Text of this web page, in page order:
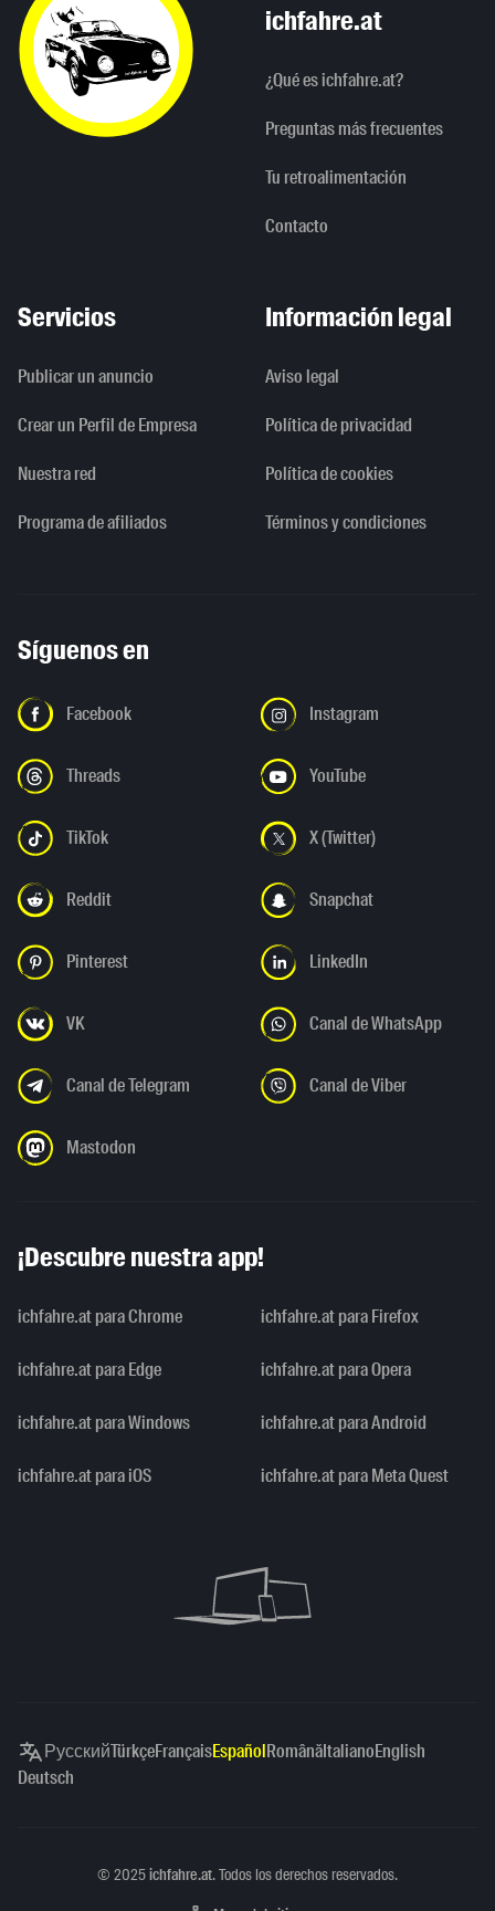
ichfahre.at
¿Qué es ichfahre.at?
Preguntas más frecuentes
Tu retroalimentación
Contacto
Servicios
Publicar un anuncio
Crear un Perfil de Empresa
Nuestra red
Programa de afiliados
Información legal
Aviso legal
Política de privacidad
Política de cookies
Términos y condiciones
Síguenos en
Facebook Instagram
Threads YouTube
TikTok X (Twitter)
Reddit Snapchat
Pinterest LinkedIn
VK Canal de WhatsApp
Canal de Telegram Canal de Viber
Mastodon
¡Descubre nuestra app!
ichfahre.at para Chrome ichfahre.at para Firefox
ichfahre.at para Edge ichfahre.at para Opera
ichfahre.at para Windows ichfahre.at para Android
ichfahre.at para iOS ichfahre.at para Meta Quest
РусскийTürkçeFrançaisEspañolRomânăItalianoEnglish
Deutsch
Copyright
© 2025ichfahre.at. Todos los derechos reservados.